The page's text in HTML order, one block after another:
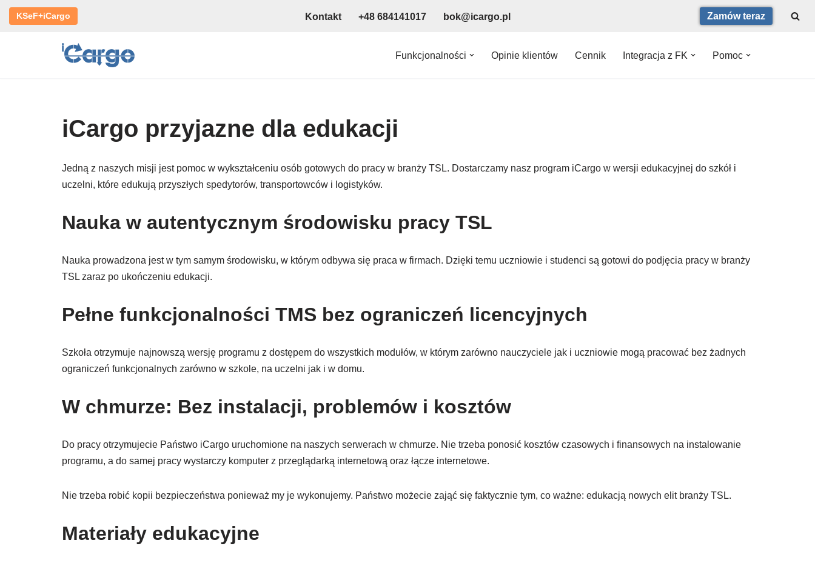
KSeF+iCargo Kontakt +48 684141017 bok@icargo.pl Zamów teraz
Funkcjonalności Opinie klientów Cennik Integracja z FK Pomoc
iCargo przyjazne dla edukacji
Jedną z naszych misji jest pomoc w wykształceniu osób gotowych do pracy w branży TSL. Dostarczamy nasz program iCargo w wersji edukacyjnej do szkół i
uczelni, które edukują przyszłych spedytorów, transportowców i logistyków.
Nauka w autentycznym środowisku pracy TSL
Nauka prowadzona jest w tym samym środowisku, w którym odbywa się praca w firmach. Dzięki temu uczniowie i studenci są gotowi do podjęcia pracy w branży
TSL zaraz po ukończeniu edukacji.
Pełne funkcjonalności TMS bez ograniczeń licencyjnych
Szkoła otrzymuje najnowszą wersję programu z dostępem do wszystkich modułów, w którym zarówno nauczyciele jak i uczniowie mogą pracować bez żadnych
ograniczeń funkcjonalnych zarówno w szkole, na uczelni jak i w domu.
W chmurze: Bez instalacji, problemów i kosztów
Do pracy otrzymujecie Państwo iCargo uruchomione na naszych serwerach w chmurze. Nie trzeba ponosić kosztów czasowych i finansowych na instalowanie
programu, a do samej pracy wystarczy komputer z przeglądarką internetową oraz łącze internetowe.
Nie trzeba robić kopii bezpieczeństwa ponieważ my je wykonujemy. Państwo możecie zająć się faktycznie tym, co ważne: edukacją nowych elit branży TSL.
Materiały edukacyjne